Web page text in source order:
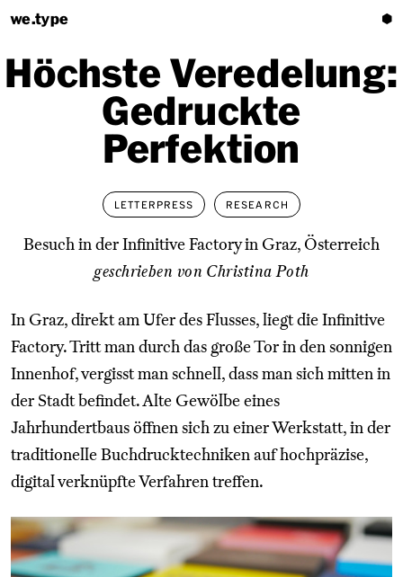
we.type ⬢
Höchste Veredelung:
Gedruckte
Perfektion
LETTERPRESS RESEARCH
Besuch in der Infinitive Factory in Graz, Österreich
geschrieben von Christina Poth
In Graz, direkt am Ufer des Flusses, liegt die Infinitive
Factory. Tritt man durch das große Tor in den sonnigen
Innenhof, vergisst man schnell, dass man sich mitten in
der Stadt befindet. Alte Gewölbe eines
Jahrhundertbaus öffnen sich zu einer Werkstatt, in der
traditionelle Buchdrucktechniken auf hochpräzise,
digital verknüpfte Verfahren treffen.